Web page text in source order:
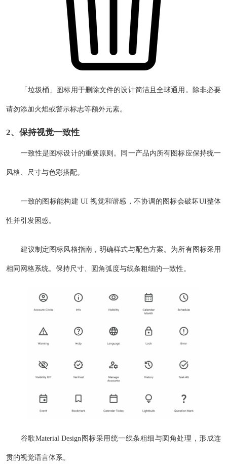
「垃圾桶」图标用于删除文件的设计简洁且全球通用。除非必要
请勿添加火焰或警示标志等额外元素。
2、保持视觉一致性
一致性是图标设计的重要原则。同一产品内所有图标应保持统一
风格、尺寸与色彩搭配。
一致的图标能构建 UI 视觉和谐感，不协调的图标会破坏UI整体
性并引发困惑。
建议制定图标风格指南，明确样式与配色方案。为所有图标采用
相同网格系统。保持尺寸、圆角弧度与线条粗细的一致性。
谷歌Material Design图标采用统一线条粗细与圆角处理，形成连
贯的视觉语言体系。